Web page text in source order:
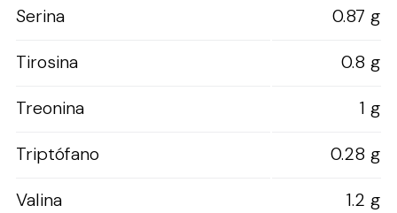
Serina
0.87 g
Tirosina
0.8 g
Treonina
1 g
Triptófano
0.28 g
Valina
1.2 g